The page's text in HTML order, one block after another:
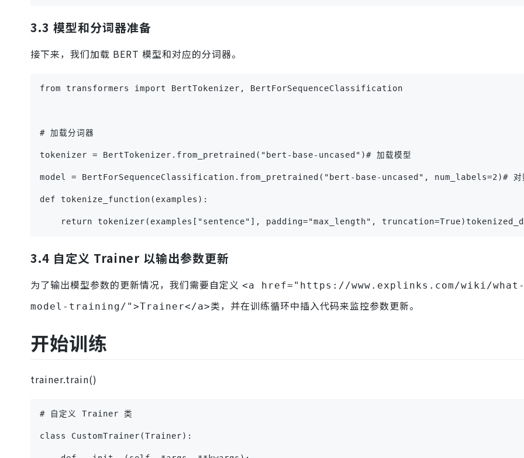
3.3 模型和分词器准备
接下来，我们加载 BERT 模型和对应的分词器。
from transformers import BertTokenizer, BertForSequenceClassification
# 加载分词器
tokenizer = BertTokenizer.from_pretrained("bert-base-uncased")# 加载模型
model = BertForSequenceClassification.from_pretrained("bert-base-uncased", num_labels=2)# 对数
def tokenize_function(examples):
return tokenizer(examples["sentence"], padding="max_length",
3.4 自定义 Trainer 以输出参数更新
为了输出模型参数的更新情况，我们需要自定义 <a href="https://www.explinks.com/wiki/
model-training/">Trainer</a>类，并在训练循环中插入代码来监控参数更新。
开始训练
trainer.train()
# 自定义 Trainer 类
class CustomTrainer(Trainer):